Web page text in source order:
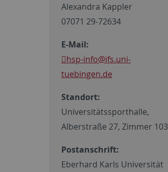
Alexandra Kappler
07071 29-72634
E-Mail:
hsp-info@ifs.uni-
tuebingen.de
Standort:
Universitätssporthalle,
Alberstraße 27, Zimmer 103
Postanschrift:
Eberhard Karls Universität